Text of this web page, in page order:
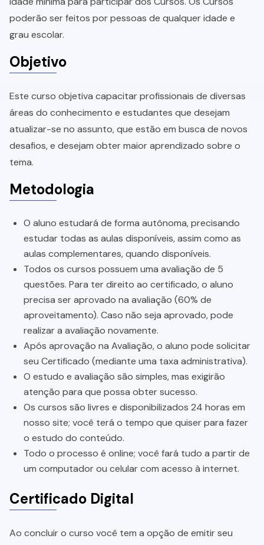
poderão ser feitos por pessoas de qualquer idade e
grau escolar.
Objetivo
Este curso objetiva capacitar profissionais de diversas
áreas do conhecimento e estudantes que desejam
atualizar-se no assunto, que estão em busca de novos
desafios, e desejam obter maior aprendizado sobre o
tema.
Metodologia
O aluno estudará de forma autônoma, precisando
estudar todas as aulas disponíveis, assim como as
aulas complementares, quando disponíveis.
Todos os cursos possuem uma avaliação de 5
questões. Para ter direito ao certificado, o aluno
precisa ser aprovado na avaliação (60% de
aproveitamento). Caso não seja aprovado, pode
realizar a avaliação novamente.
Após aprovação na Avaliação, o aluno pode solicitar
seu Certificado (mediante uma taxa administrativa).
O estudo e avaliação são simples, mas exigirão
atenção para que possa obter sucesso.
Os cursos são livres e disponibilizados 24 horas em
nosso site; você terá o tempo que quiser para fazer
o estudo do conteúdo.
Todo o processo é online; você fará tudo a partir de
um computador ou celular com acesso à internet.
Certificado Digital
Ao concluir o curso você tem a opção de emitir seu